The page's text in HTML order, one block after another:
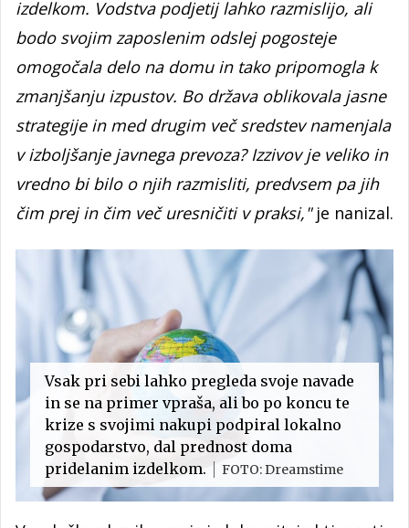
izdelkom. Vodstva podjetij lahko razmislijo, ali
bodo svojim zaposlenim odslej pogosteje
omogočala delo na domu in tako pripomogla k
zmanjšanju izpustov. Bo država oblikovala jasne
strategije in med drugim več sredstev namenjala
v izboljšanje javnega prevoza? Izzivov je veliko in
vredno bi bilo o njih razmisliti, predvsem pa jih
čim prej in čim več uresničiti v praksi,"je nanizal.
Vsak pri sebi lahko pregleda svoje navade
in se na primer vpraša, ali bo po koncu te
krize s svojimi nakupi podpiral lokalno
gospodarstvo, dal prednost doma
pridelanim izdelkom.
FOTO: Dreamstime